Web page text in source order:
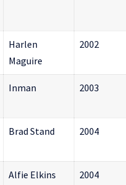
Harlen
Maguire
2002
Inman 2003
Brad Stand 2004
Alfie Elkins 2004